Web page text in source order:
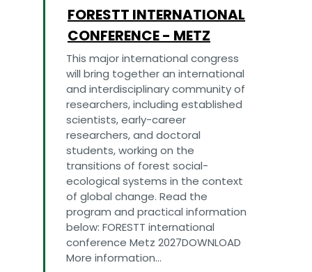
FORESTT INTERNATIONAL
CONFERENCE - METZ
This major international congress
will bring together an international
and interdisciplinary community of
researchers, including established
scientists, early-career
researchers, and doctoral
students, working on the
transitions of forest social-
ecological systems in the context
of global change. Read the
program and practical information
below: FORESTT international
conference Metz 2027DOWNLOAD
More information...